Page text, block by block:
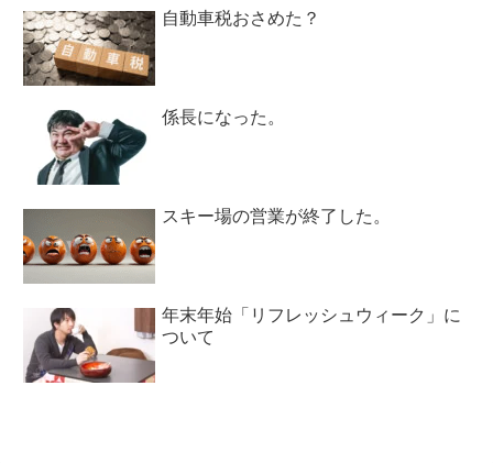
自動車税おさめた？
係長になった。
スキー場の営業が終了した。
年末年始「リフレッシュウィーク」に
ついて